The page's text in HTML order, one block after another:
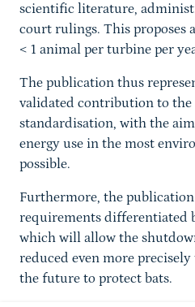
scientific literature,
court rulings. This proposes
< 1 animal per turbine per
The publication thus
validated contribution to the
standardisation, with the
energy use in the most
possible.
Furthermore, the
requirements differentiated
which will allow the
reduced even more
the future to protect bats.